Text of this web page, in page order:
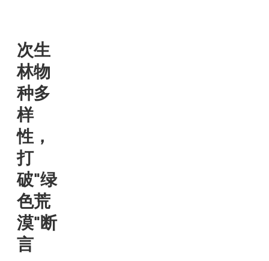
次生
林物
种多
样
性，
打
破"绿
色荒
漠"断
言